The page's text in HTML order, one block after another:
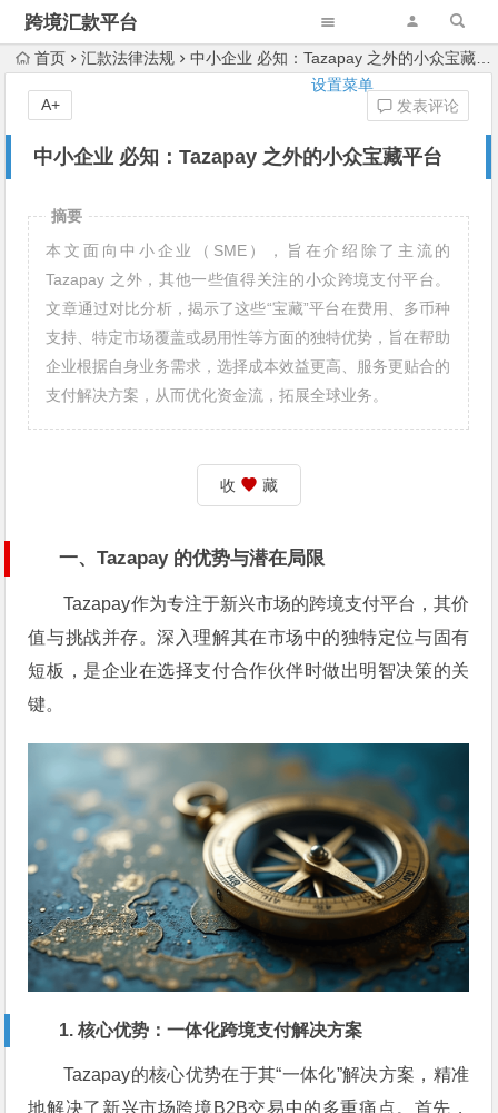
跨境汇款平台
设置菜单
首页 汇款法律法规 中小企业 必知：Tazapay 之外的小众宝藏平台
中小企业 必知：Tazapay 之外的小众宝藏平台
发表评论
A+
摘要
本文面向中小企业（SME），旨在介绍除了主流的
Tazapay 之外，其他一些值得关注的小众跨境支付平台。
文章通过对比分析，揭示了这些“宝藏”平台在费用、多币种
支持、特定市场覆盖或易用性等方面的独特优势，旨在帮助
企业根据自身业务需求，选择成本效益更高、服务更贴合的
支付解决方案，从而优化资金流，拓展全球业务。
收 藏
一、Tazapay 的优势与潜在局限
Tazapay作为专注于新兴市场的跨境支付平台，其价
值与挑战并存。深入理解其在市场中的独特定位与固有
短板，是企业在选择支付合作伙伴时做出明智决策的关
键。
1. 核心优势：一体化跨境支付解决方案
Tazapay的核心优势在于其“一体化”解决方案，精准
地解决了新兴市场跨境B2B交易中的多重痛点。首先，